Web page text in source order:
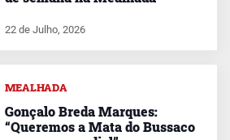
22 de Julho, 2026
MEALHADA
Gonçalo Breda Marques:
“Queremos a Mata do Bussaco